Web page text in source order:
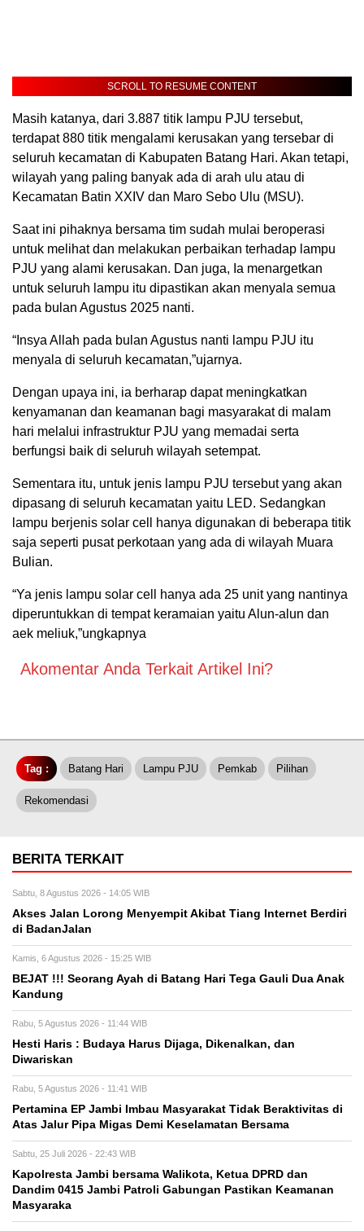
SCROLL TO RESUME CONTENT
Masih katanya, dari 3.887 titik lampu PJU tersebut,
terdapat 880 titik mengalami kerusakan yang tersebar di
seluruh kecamatan di Kabupaten Batang Hari. Akan tetapi,
wilayah yang paling banyak ada di arah ulu atau di
Kecamatan Batin XXIV dan Maro Sebo Ulu (MSU).
Saat ini pihaknya bersama tim sudah mulai beroperasi
untuk melihat dan melakukan perbaikan terhadap lampu
PJU yang alami kerusakan. Dan juga, Ia menargetkan
untuk seluruh lampu itu dipastikan akan menyala semua
pada bulan Agustus 2025 nanti.
“Insya Allah pada bulan Agustus nanti lampu PJU itu
menyala di seluruh kecamatan,”ujarnya.
Dengan upaya ini, ia berharap dapat meningkatkan
kenyamanan dan keamanan bagi masyarakat di malam
hari melalui infrastruktur PJU yang memadai serta
berfungsi baik di seluruh wilayah setempat.
Sementara itu, untuk jenis lampu PJU tersebut yang akan
dipasang di seluruh kecamatan yaitu LED. Sedangkan
lampu berjenis solar cell hanya digunakan di beberapa titik
saja seperti pusat perkotaan yang ada di wilayah Muara
Bulian.
“Ya jenis lampu solar cell hanya ada 25 unit yang nantinya
diperuntukkan di tempat keramaian yaitu Alun-alun dan
aek meliuk,”ungkapnya
Akomentar Anda Terkait Artikel Ini?
Tag : Batang Hari Lampu PJU Pemkab Pilihan
Rekomendasi
BERITA TERKAIT
Sabtu, 8 Agustus 2026 - 14:05 WIB
Akses Jalan Lorong Menyempit Akibat Tiang Internet Berdiri
di BadanJalan
Kamis, 6 Agustus 2026 - 15:25 WIB
BEJAT !!! Seorang Ayah di Batang Hari Tega Gauli Dua Anak
Kandung
Rabu, 5 Agustus 2026 - 11:44 WIB
Hesti Haris : Budaya Harus Dijaga, Dikenalkan, dan
Diwariskan
Rabu, 5 Agustus 2026 - 11:41 WIB
Pertamina EP Jambi Imbau Masyarakat Tidak Beraktivitas di
Atas Jalur Pipa Migas Demi Keselamatan Bersama
Sabtu, 25 Juli 2026 - 22:43 WIB
Kapolresta Jambi bersama Walikota, Ketua DPRD dan
Dandim 0415 Jambi Patroli Gabungan Pastikan Keamanan
Masyaraka